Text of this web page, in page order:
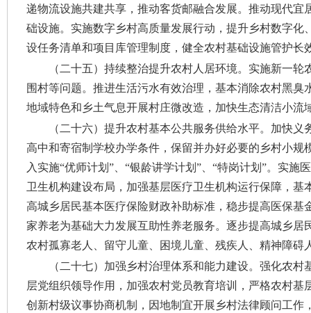
递物流设施共建共享，推动客货邮融合发展。推动现代
础设施。实施数字乡村高质量发展行动，提升乡村数字
设任务清单和项目库管理制度，健全农村基础设施管护
（二十五）持续整治提升农村人居环境。 实施新一轮
围村等问题。推进生活污水有效治理，基本消除农村黑
地域特色和乡土气息开展村庄微改造，加快生态清洁小流
（二十六）提升农村基本公共服务供给水平。 加快义
高中和寄宿制学校办学条件，保留并办好必要的乡村小
入实施“优师计划”、“银龄讲学计划”、“特岗计划”。实
卫生机构建设布局，加强基层医疗卫生机构运行保障，
高城乡居民基本医疗保险财政补助标准，稳步提高医保
家养老为基础大力发展互助性养老服务。逐步提高城乡
农村孤寡老人、留守儿童、困境儿童、残疾人、精神障
（二十七）加强乡村治理体系和能力建设。 强化农村
层党组织领导作用，加强农村党员教育培训，严格农村
创新村级议事协商机制，因地制宜开展乡村法律顾问工